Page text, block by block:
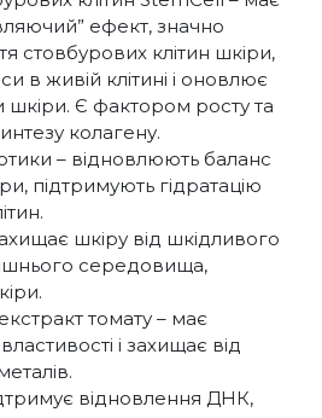
ефект, значно
стовбурових клітин шкіри,
в живій клітині і оновлює
Є фактором росту та
колагену.
– відновлюють баланс
підтримують гідратацію
шкіру від шкідливого
середовища,
томату – має
і захищає від
відновлення ДНК,